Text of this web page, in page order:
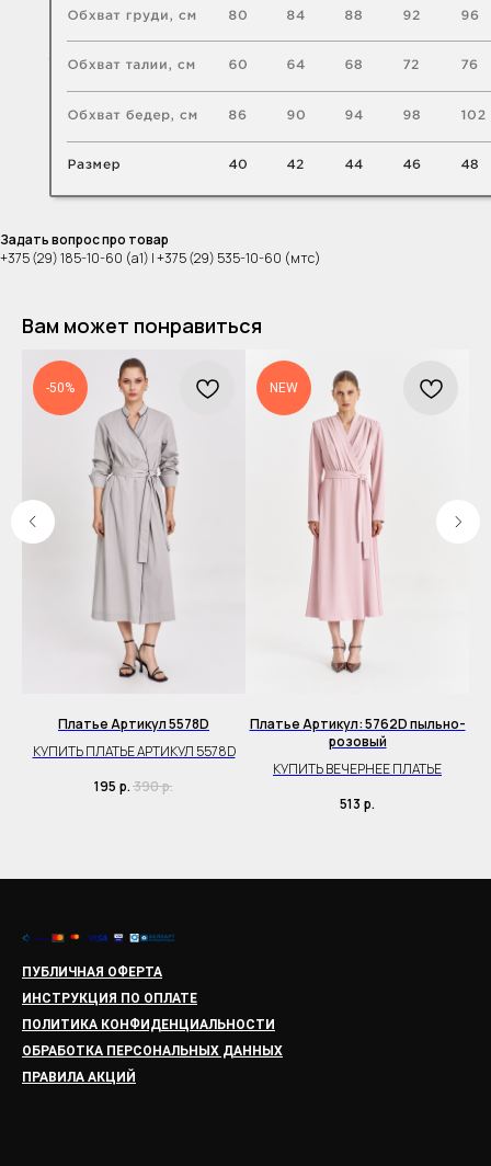
Задать вопрос про товар
+375 (29) 185-10-60 (а1) | +375 (29) 535-10-60 (мтс)
Вам может понравиться
-50%
Платье Артикул 5578D
КУПИТЬ ПЛАТЬЕ АРТИКУЛ 5578D
195 р. 390р.
NEW
Платье Артикул: 5762D пыльно-
розовый
КУПИТЬ ВЕЧЕРНЕЕ ПЛАТЬЕ
513 р.
ПУБЛИЧНАЯ ОФЕРТА
ИНСТРУКЦИЯ ПО ОПЛАТЕ
ПОЛИТИКА КОНФИДЕНЦИАЛЬНОСТИ
ОБРАБОТКА ПЕРСОНАЛЬНЫХ ДАННЫХ
ПРАВИЛА АКЦИЙ